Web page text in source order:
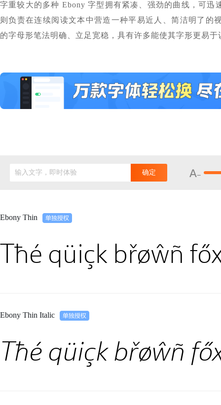
字重较大的多种 Ebony 字型拥有紧凑、强劲的曲线，可迅
则负责在连续阅读文本中营造一种平易近人、简洁明了的
的字母形笔法明确、立足宽稳，具有许多能使其字形更易于
输入文字，即时体验 确定
Ebony Thin
Tħé qüiçk břøŵñ
Ebony Thin Italic
Tħé qüiçk břøŵñ